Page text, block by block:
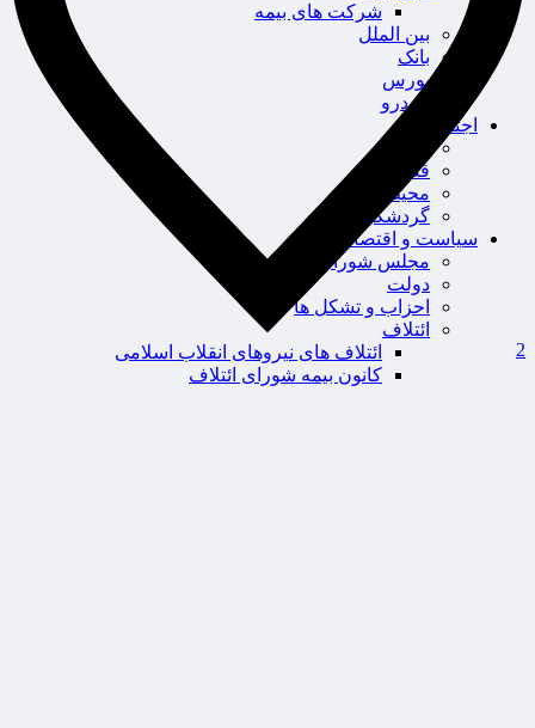
شرکت های بیمه
بین الملل
بانک
بورس
خودرو
اجتماعی
سلامت
قضایی
محیط زیست
گردشگری
سیاست و اقتصاد
مجلس شورای اسلامی
دولت
احزاب و تشکل ها
ائتلاف
ائتلاف های نیروهای انقلاب اسلامی
کانون بیمه شورای ائتلاف
2